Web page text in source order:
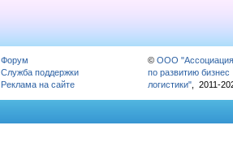
Форум
Служба поддержки
Реклама на сайте
© ООО "Ассоциация
по развитию бизнес
логистики", 2011-